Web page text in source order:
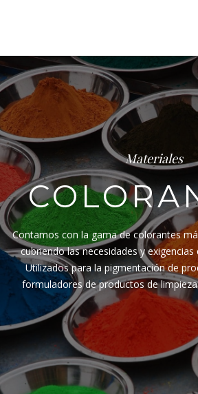
Materiales
Contamos con la gama de colorantes
cubriendo las necesidades y
Utilizados para la pigmentación de
formuladores de productos de